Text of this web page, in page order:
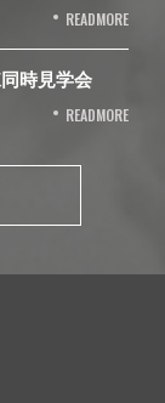
READMORE
時見学会
READMORE